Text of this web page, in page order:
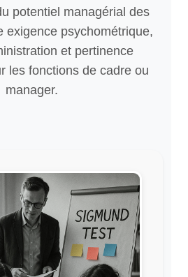
potentiel managérial des
exigence psychométrique,
et pertinence
les fonctions de cadre ou
manager.